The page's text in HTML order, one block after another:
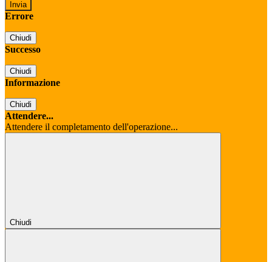
Errore
Chiudi
Successo
Chiudi
Informazione
Chiudi
Attendere...
Attendere il completamento dell'operazione...
Chiudi